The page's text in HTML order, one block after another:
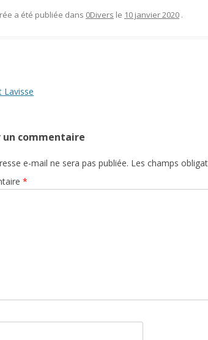
a été publiée dans 0Divers le 10 janvier 2020 .
Lavisse
un commentaire
e-mail ne sera pas publiée. Les champs
*